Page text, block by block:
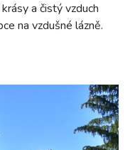
a čistý vzduch
na vzdušné lázně.